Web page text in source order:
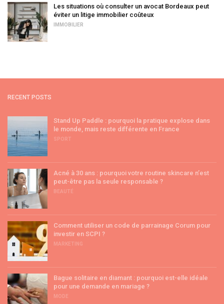
Les situations où consulter un avocat Bordeaux peut
éviter un litige immobilier coûteux
IMMOBILIER
RECENT POSTS
Stand Up Paddle : pourquoi la pratique explose dans
le monde, mais reste différente en France
SPORT
Acné à 30 ans : pourquoi votre routine skincare n’est
peut-être pas la seule responsable ?
BEAUTÉ
Comment utiliser un code de parrainage Corum pour
investir en SCPI ?
MARKETING
Bague solitaire en diamant : pourquoi est-elle idéale
pour une demande en mariage ?
MODE